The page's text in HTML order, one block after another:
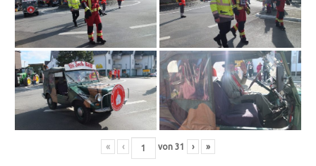
« ‹ von 31 › »